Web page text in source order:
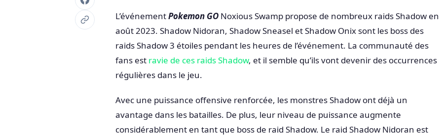
L’événementPokemon GO Noxious Swamp propose de nombreux raids Shadow en
août 2023. Shadow Nidoran, Shadow Sneasel et Shadow Onix sont les boss des
raids Shadow 3 étoiles pendant les heures de l’événement. La communauté des
fans est ravie de ces raids Shadow, et il semble qu’ils vont devenir des occurrences
régulières dans le jeu.
Avec une puissance offensive renforcée, les monstres Shadow ont déjà un
avantage dans les batailles. De plus, leur niveau de puissance augmente
considérablement en tant que boss de raid Shadow. Le raid Shadow Nidoran est